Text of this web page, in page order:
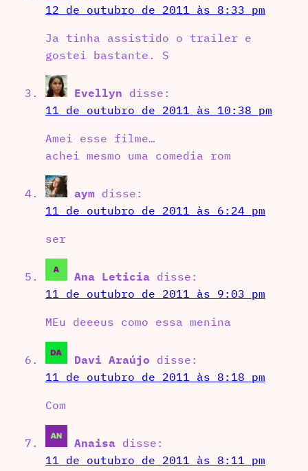
12 de outubro de 2011 às 8:33 pm
Ja tinha assistido o trailer e
gostei bastante. S
Evellyn disse:
11 de outubro de 2011 às 10:38 pm
Amei esse filme…
achei mesmo uma comedia rom
aym disse:
11 de outubro de 2011 às 6:24 pm
ser
Ana Leticia disse:
11 de outubro de 2011 às 9:03 pm
MEu deeeus como essa menina
Davi Araújo disse:
11 de outubro de 2011 às 8:18 pm
Com
Anaisa disse:
11 de outubro de 2011 às 8:11 pm